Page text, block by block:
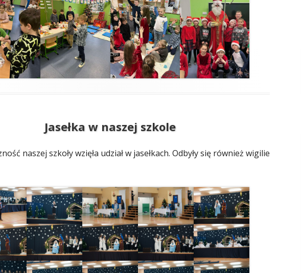
Jasełka w naszej szkole
naszej szkoły wzięła udział w jasełkach. Odbyły się również wigilie